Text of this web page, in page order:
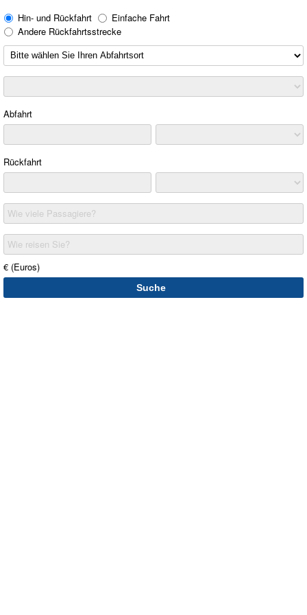
Hin- und Rückfahrt
Einfache Fahrt
Andere Rückfahrtsstrecke
Abfahrt
Rückfahrt
Wie viele Passagiere?
Wie reisen Sie?
€ (Euros)
Suche